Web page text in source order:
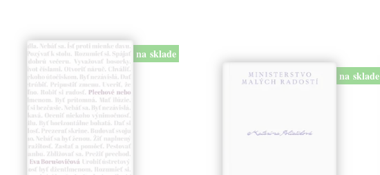
na sklade
na sklade